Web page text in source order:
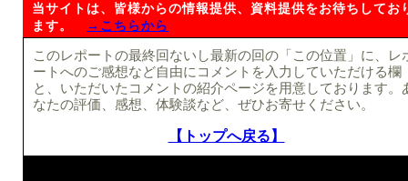
当サイトは、皆様からの情報提供、資料提供をお待ちしてお
ます。
→こちらから
このレポートの最終回ないし最新の回の「この位置」に、レ
ートへのご感想など自由にコメントを入力していただける欄
と、いただいたコメントの紹介ページを用意しております。
なたの評価、感想、体験談など、ぜひお寄せください。
【トップへ戻る】